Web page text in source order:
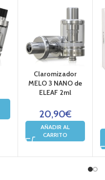
Claromizador
MELO 3 NANO de
ELEAF 2ml
20,90€
AÑADIR AL
CARRITO